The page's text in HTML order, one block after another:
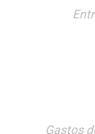
Gastos